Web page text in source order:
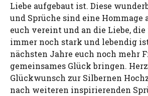
Liebe aufgebaut ist. Diese
und Sprüche sind eine Hommage
euch vereint und an die Liebe, die
immer noch stark und lebendig
nächsten Jahre euch noch mehr
gemeinsames Glück bringen.
Glückwunsch zur Silbernen
nach weiteren inspirierenden